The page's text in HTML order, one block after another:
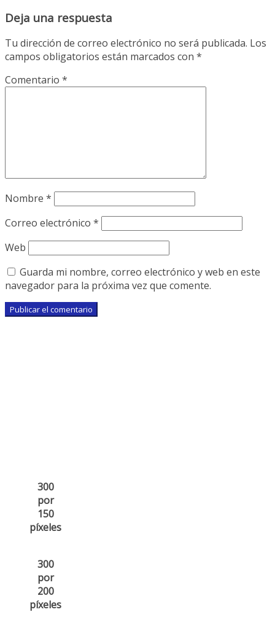
Deja una respuesta
Tu dirección de correo electrónico no será publicada. Los
campos obligatorios están marcados con *
Comentario *
Nombre *
Correo electrónico *
Web
Guarda mi nombre, correo electrónico y web en este
navegador para la próxima vez que comente.
300
por
150
píxeles
300
por
200
píxeles